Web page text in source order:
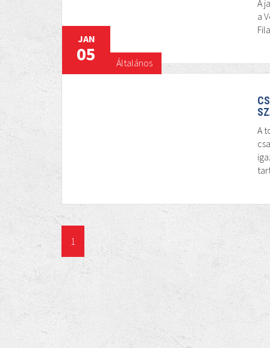
A
a
Általános
JAN
05
A
1